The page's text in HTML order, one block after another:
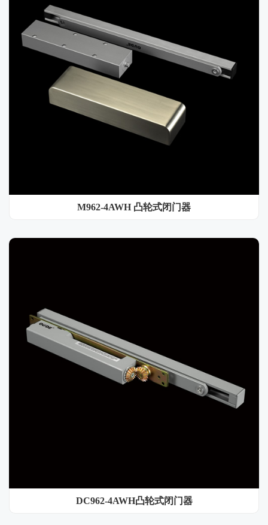
M962-4AWH 凸轮式闭门器
DC962-4AWH凸轮式闭门器